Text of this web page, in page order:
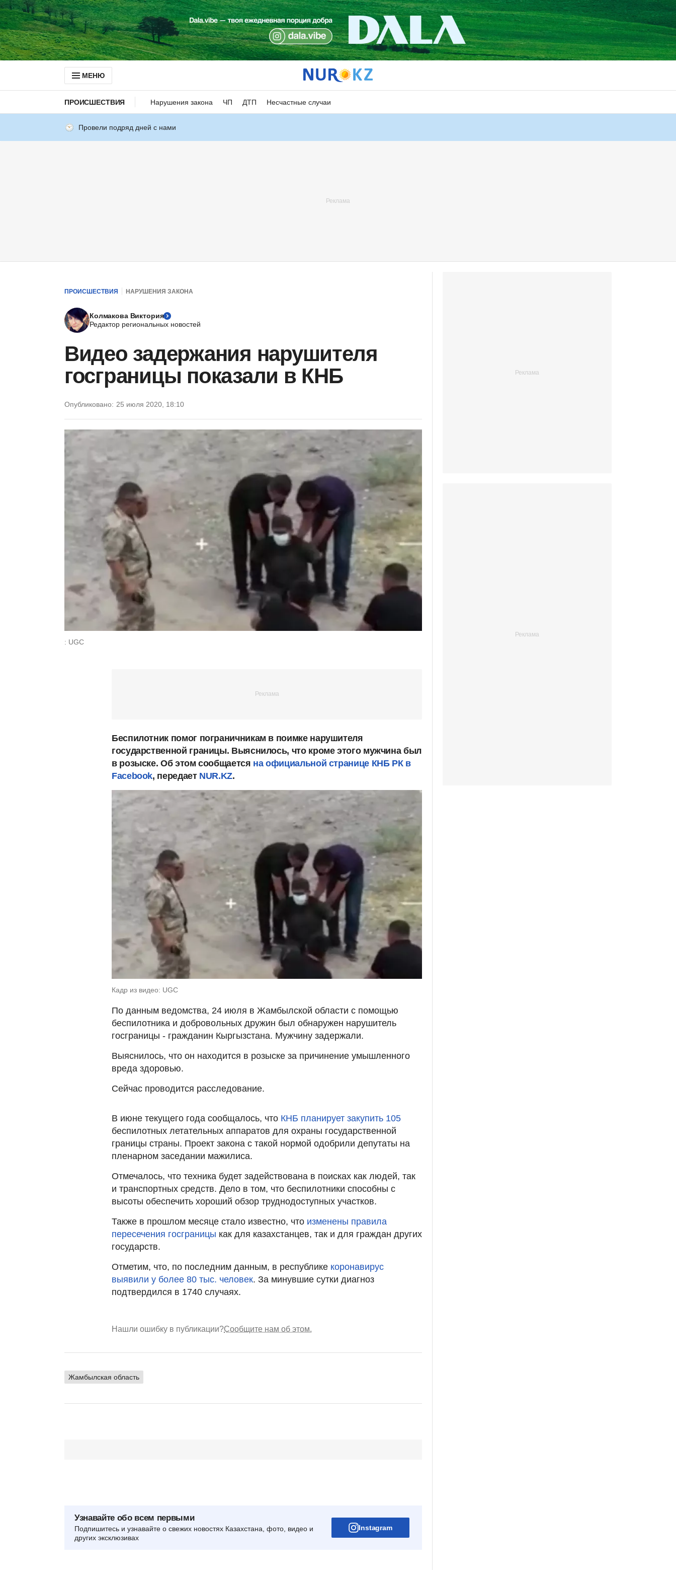
МЕНЮ
ПРОИСШЕСТВИЯ Нарушения закона ЧП ДТП Несчастные случаи
Провели подряд дней с нами
ПРОИСШЕСТВИЯ НАРУШЕНИЯ ЗАКОНА
Колмакова Виктория
Редактор региональных новостей
Видео задержания нарушителя
госграницы показали в КНБ
Опубликовано: 25 июля 2020, 18:10
: UGC
Беспилотник помог пограничникам в поимке нарушителя
государственной границы. Выяснилось, что кроме этого мужчина был
в розыске. Об этом сообщается на официальной странице КНБ РК в
Facebook, передает NUR.KZ.
Кадр из видео: UGC
По данным ведомства, 24 июля в Жамбылской области с помощью
беспилотника и добровольных дружин был обнаружен нарушитель
госграницы - гражданин Кыргызстана. Мужчину задержали.
Выяснилось, что он находится в розыске за причинение умышленного
вреда здоровью.
Сейчас проводится расследование.
В июне текущего года сообщалось, что КНБ планирует закупить 105
беспилотных летательных аппаратов для охраны государственной
границы страны. Проект закона с такой нормой одобрили депутаты на
пленарном заседании мажилиса.
Отмечалось, что техника будет задействована в поисках как людей, так
и транспортных средств. Дело в том, что беспилотники способны с
высоты обеспечить хороший обзор труднодоступных участков.
Также в прошлом месяце стало известно, что изменены правила
пересечения госграницы как для казахстанцев, так и для граждан других
государств.
Отметим, что, по последним данным, в республике коронавирус
выявили у более 80 тыс. человек. За минувшие сутки диагноз
подтвердился в 1740 случаях.
Нашли ошибку в публикации?Сообщите нам об этом.
Жамбылская область
Узнавайте обо всем первыми
Подпишитесь и узнавайте о свежих новостях Казахстана, фото, видео и
других эксклюзивах
Instagram